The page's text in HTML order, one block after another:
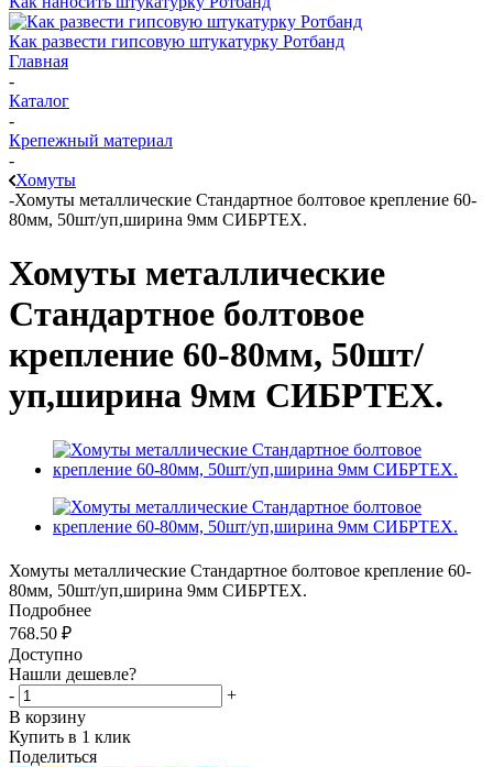
Как развести гипсовую штукатурку Ротбанд
Главная
-
Каталог
-
Крепежный материал
-
Хомуты
-Хомуты металлические Стандартное болтовое крепление 60-
80мм, 50шт/уп,ширина 9мм СИБРТЕХ.
Хомуты металлические
Стандартное болтовое
крепление 60-80мм, 50шт/
уп,ширина 9мм СИБРТЕХ.
Хомуты металлические Стандартное болтовое крепление 60-
80мм, 50шт/уп,ширина 9мм СИБРТЕХ.
Подробнее
768.50 ₽
Доступно
Нашли дешевле?
-
+
В корзину
Купить в 1 клик
Поделиться